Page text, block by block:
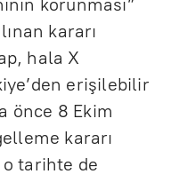
korunması”
kararı
hala X
erişilebilir
önce 8 Ekim
kararı
o tarihte de